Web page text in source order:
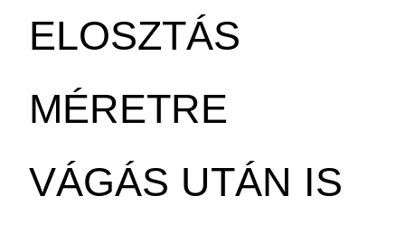
ELOSZTÁS
MÉRETRE
VÁGÁS UTÁN IS